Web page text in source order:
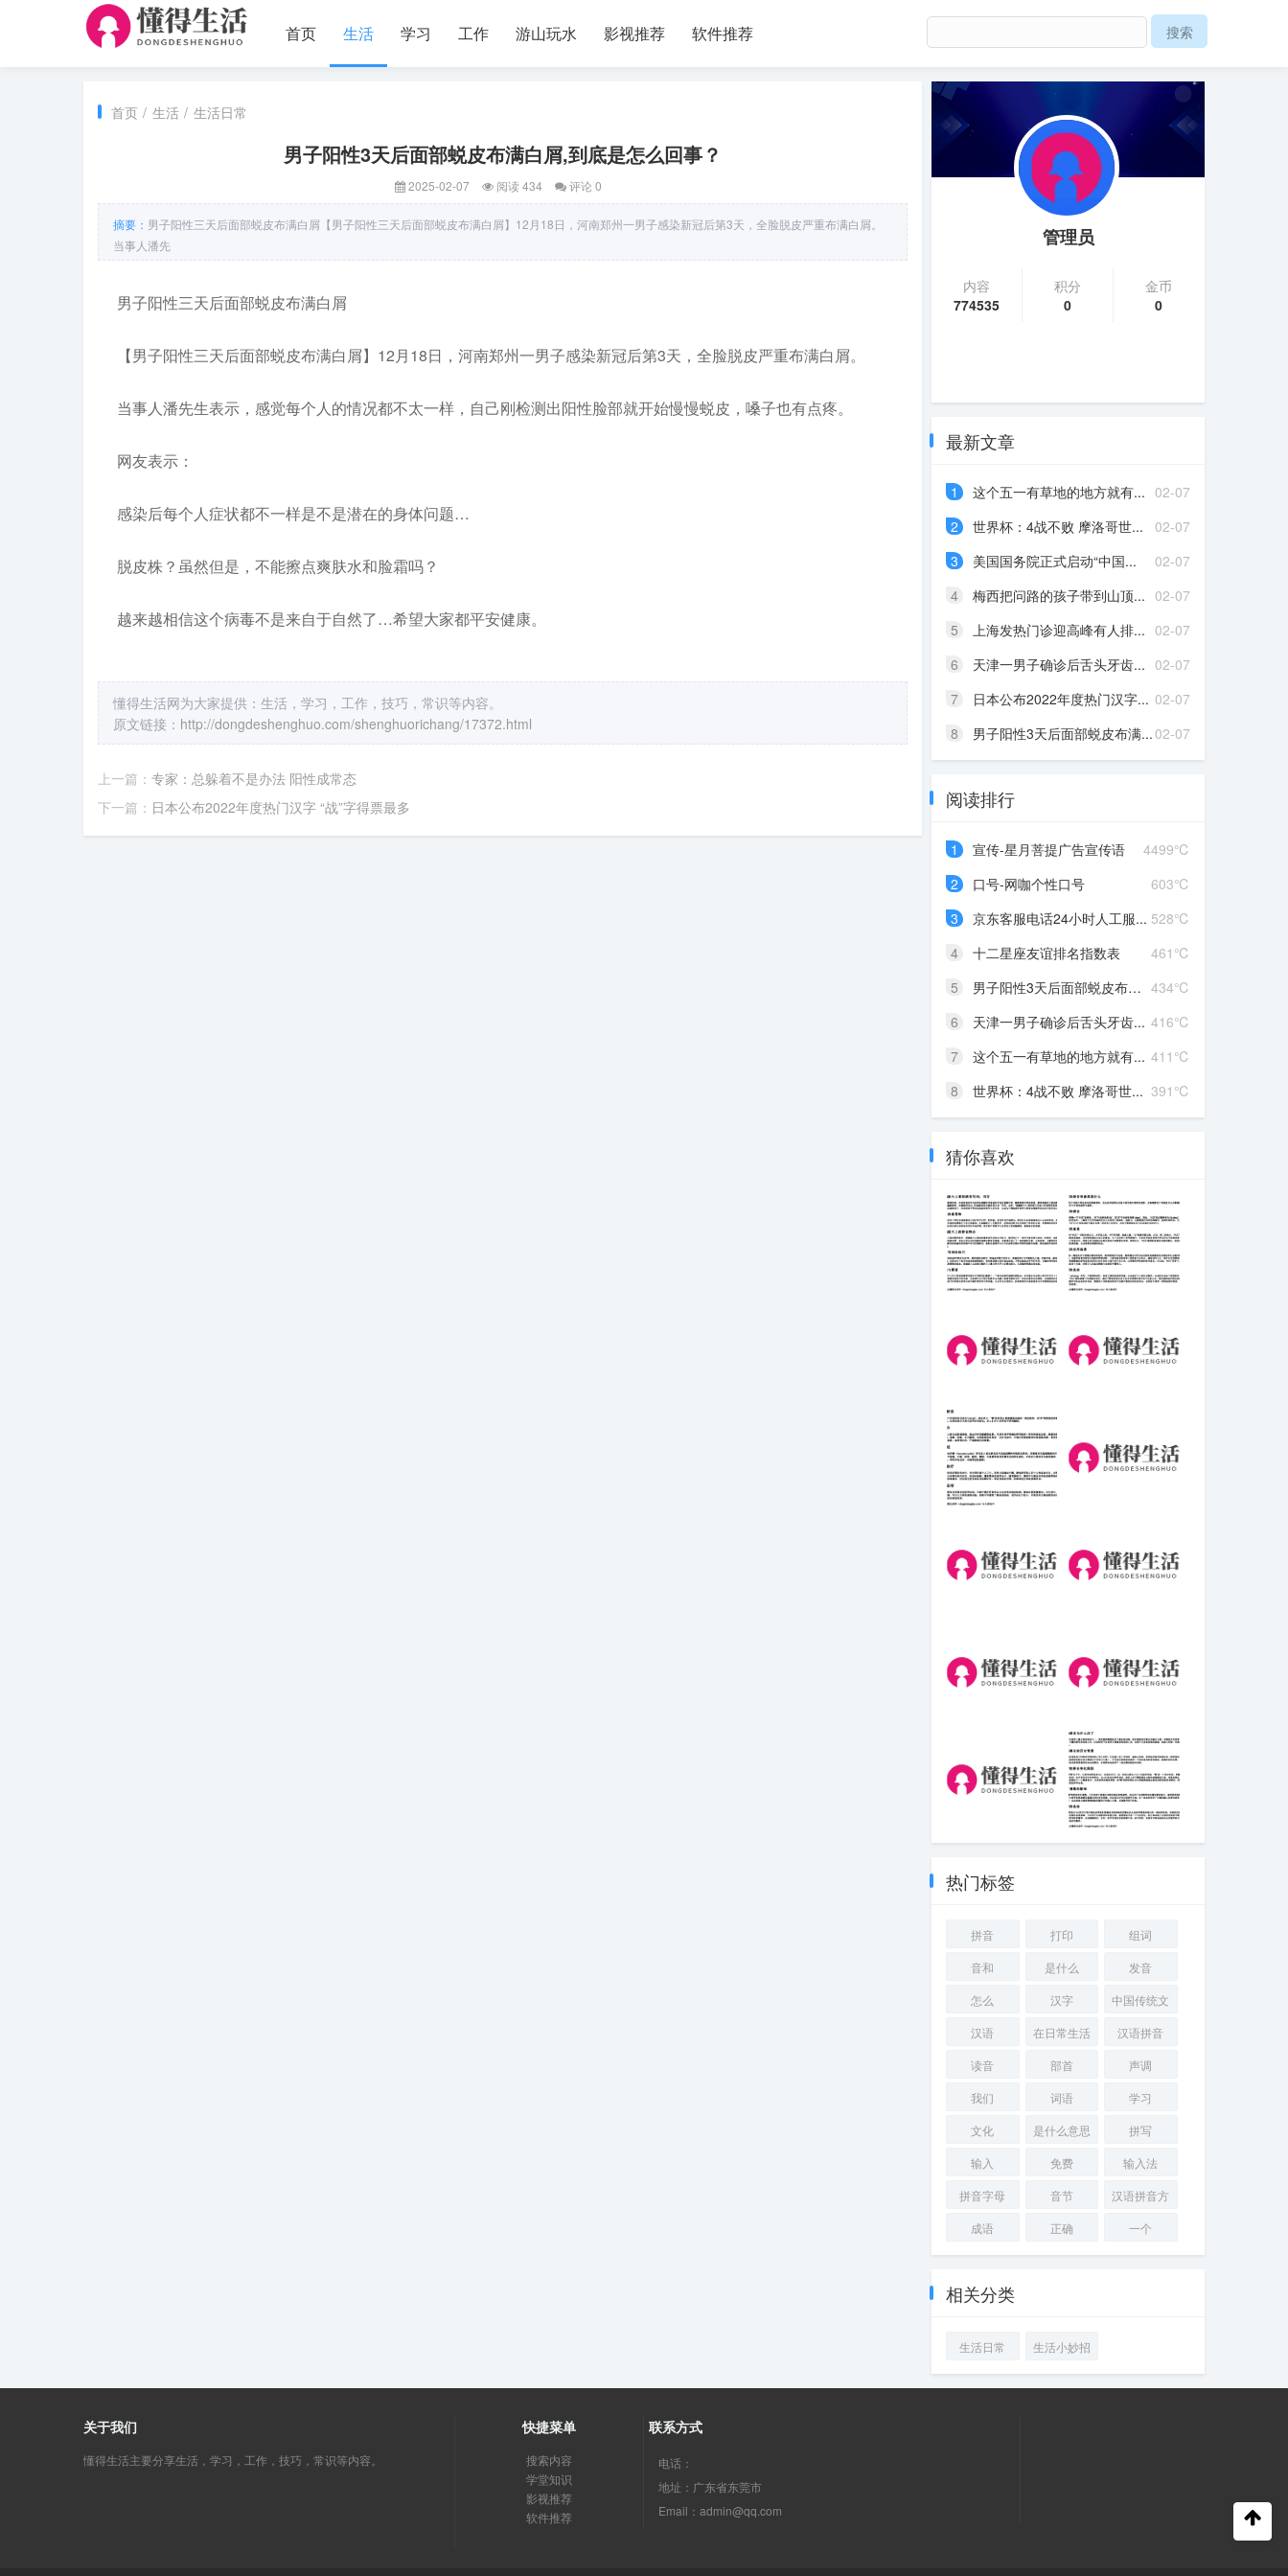
首页 生活 学习 工作 游山玩水 影视推荐 软件推荐
首页 / 生活 / 生活日常
男子阳性3天后面部蜕皮布满白屑,到底是怎么回事？
2025-02-07 阅读 434 评论 0
摘要： 男子阳性三天后面部蜕皮布满白屑【男子阳性三天后面部蜕皮布满白屑】12月18日，河南郑州一男子感染新冠后第3天，全脸脱皮严重布满白屑。
当事人潘先
男子阳性三天后面部蜕皮布满白屑
【男子阳性三天后面部蜕皮布满白屑】12月18日，河南郑州一男子感染新冠后第3天，全脸脱皮严重布满白屑。
当事人潘先生表示，感觉每个人的情况都不太一样，自己刚检测出阳性脸部就开始慢慢蜕皮，嗓子也有点疼。
网友表示：
感染后每个人症状都不一样是不是潜在的身体问题…
脱皮株？虽然但是，不能擦点爽肤水和脸霜吗？
越来越相信这个病毒不是来自于自然了…希望大家都平安健康。
懂得生活网为大家提供：生活，学习，工作，技巧，常识等内容。
原文链接： http://dongdeshenghuo.com/shenghuorichang/17372.html
上一篇： 专家：总躲着不是办法 阳性成常态
下一篇： 日本公布2022年度热门汉字 “战”字得票最多
管理员
内容
774535
积分
0
金币
0
最新文章
02-07
1
这个五一有草地的地方就有...
02-07
2
世界杯：4战不败 摩洛哥世...
02-07
3
美国国务院正式启动“中国...
02-07
4
梅西把问路的孩子带到山顶...
02-07
5
上海发热门诊迎高峰有人排...
02-07
6
天津一男子确诊后舌头牙齿...
02-07
7
日本公布2022年度热门汉字...
02-07
8 男子阳性3天后面部蜕皮布满...
阅读排行
4499℃
1
宣传-星月菩提广告宣传语
603℃
2
口号-网咖个性口号
528℃
3
京东客服电话24小时人工服...
461℃
4
十二星座友谊排名指数表
434℃
5
男子阳性3天后面部蜕皮布满...
416℃
6
天津一男子确诊后舌头牙齿...
411℃
7
这个五一有草地的地方就有...
391℃
8 世界杯：4战不败 摩洛哥世...
猜你喜欢
费下载(word版可
打印)
费下载(word版可
打印)
句子，创造)
已过又添新意，
让人意犹未尽)
可打印)
商怎么安慰生病
的人）
恩父爱，感谢他
默默付出的一切)
长治周边自驾游
一日游(2026-07-
20旅游知识)
热门标签
拼音 打印
组词
音和
是什么
发音
怎么
汉字
中国传统文
化
汉语
在日常生活
中
汉语拼音
读音
部首
声调
我们
词语
学习
文化
是什么意思
拼写
输入
免费
输入法
拼音字母
音节
汉语拼音方
案
成语 正确 一个
相关分类
生活日常 生活小妙招
关于我们
懂得生活主要分享生活，学习，工作，技巧，常识等内容。
快捷菜单
搜索内容
学堂知识
影视推荐
软件推荐
联系方式
电话：
地址：广东省东莞市
Email：admin@qq.com